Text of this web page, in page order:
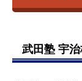
・摂南大学
・大和大学
水本校
せ
武田塾 宇